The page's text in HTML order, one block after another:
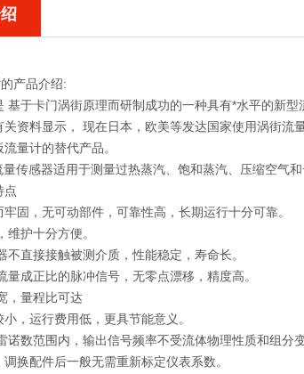
的产品介绍:
基于卡门涡街原理而研制成功的一种具有*水平的新
关资料显示， 现在日本，欧美等发达国家使用涡街
量计的替代产品。
传感器适用于测量过热蒸汽、饱和蒸汽、压缩空气
点
固，无可动部件，可靠性高，长期运行十分可靠。
护十分方便。
直接接触被测介质，性能稳定，寿命长。
成正比的脉冲信号，无零点漂移，精度高。
，量程比可达
，运行费用低，更具节能意义。
数范围内，输出信号频率不受流体物理性质和组分
换配件后一般无需重新标定仪表系数。